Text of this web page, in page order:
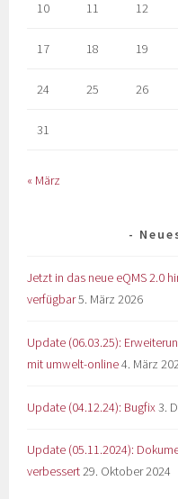
10 11 12
17 18 19
24 25 26
31
« März
Jetzt in das neue eQMS 2.0
verfügbar5. März 2026
Update (06.03.25):
mit umwelt-online4. März
Update (04.12.24): Bugfix 3.
Update (05.11.2024):
verbessert29. Oktober 2024